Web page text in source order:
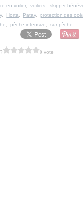
en voilier,voiliers ,skipper
, Horta Patay,protection des
,pêche intensive ,sur-pêche
0 vote